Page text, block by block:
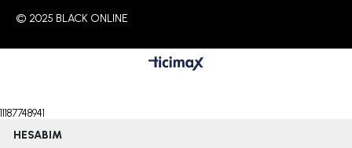
© 2025 BLACK ONLINE
11187748941
HESABIM